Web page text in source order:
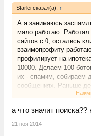
Starlei сказал(а): ↑
А я занимаюсь
мало работаю. Работал
сайтов с 0, остались
взаимопрофиту
профилирует на
10000. Делаем 100
их - спамим, собираем
сообщениях. Раньше
прокси в браузер.
дядьки - ИПОТЕКА В
вымышленного рег
а что значит
21 ноя 2014